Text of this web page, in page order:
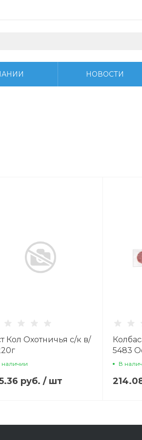
НОВОСТИ
Кол Охотничья с/к в/
наличии
руб. / шт
5483
В